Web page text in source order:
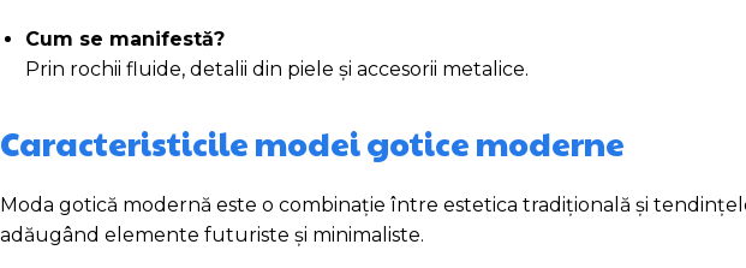
Cum se manifestă?
Prin rochii fluide, detalii din piele și accesorii metalice.
Caracteristicile modei gotice moderne
Moda gotică modernă este o combinație între estetica tradițională și
adăugând elemente futuriste și minimaliste.